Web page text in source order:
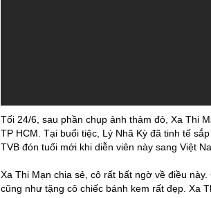
Tối 24/6, sau phần chụp ảnh thảm đỏ, Xa Thi
TP HCM. Tại buổi tiệc, Lý Nhã Kỳ đã tinh tế
TVB đón tuổi mới khi diễn viên này sang Việt
Xa Thi Mạn chia sẻ, cô rất bất ngờ về điều
cũng như tặng cô chiếc bánh kem rất đẹp. Xa